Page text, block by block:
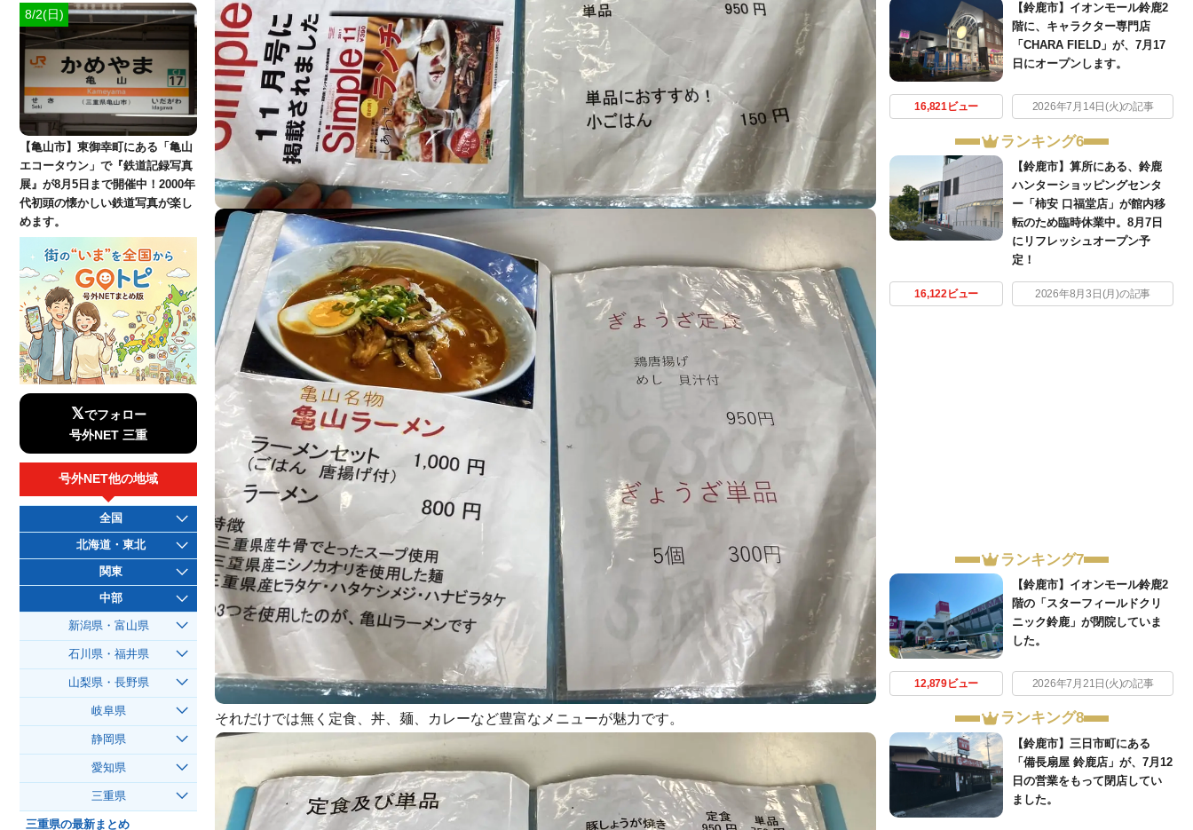
それだけでは無く定食、丼、麺、カレーなど豊富なメニューが魅力です。
【鈴鹿市】イオンモール鈴鹿2
階に、キャラクター専門店
「CHARA FIELD」が、7月17
日にオープンします。
16,821ビュー 2026年7月14日(火)の記事
ランキング6
【鈴鹿市】算所にある、鈴鹿
ハンターショッピングセンタ
ー「柿安 口福堂店」が館内移
転のため臨時休業中。8月7日
にリフレッシュオープン予
定！
16,122ビュー 2026年8月3日(月)の記事
ランキング7
【鈴鹿市】イオンモール鈴鹿2
階の「スターフィールドクリ
ニック鈴鹿」が閉院していま
した。
12,879ビュー 2026年7月21日(火)の記事
ランキング8
【鈴鹿市】三日市町にある
「備長扇屋 鈴鹿店」が、7月12
日の営業をもって閉店してい
ました。
8/2(日)
【亀山市】東御幸町にある「亀山
エコータウン」で『鉄道記録写真
展』が8月5日まで開催中！2000年
代初頭の懐かしい鉄道写真が楽し
めます。
𝕏でフォロー
号外NET 三重
号外NET他の地域
全国
北海道・東北
関東
中部
新潟県・富山県
石川県・福井県
山梨県・長野県
岐阜県
静岡県
愛知県
三重県
三重県の最新まとめ